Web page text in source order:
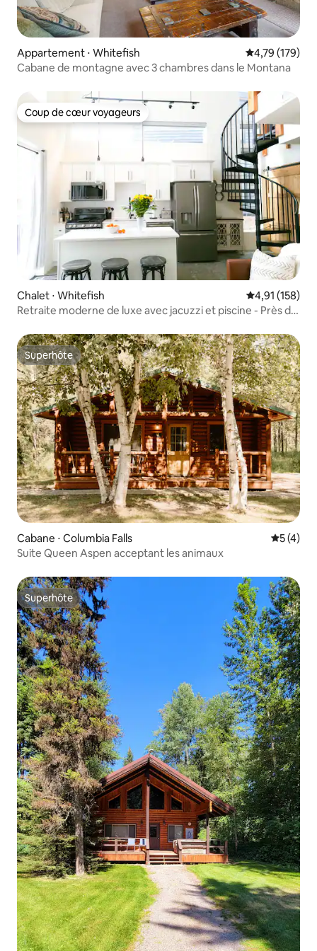
Appartement ⋅ Whitefish Évaluation
4,79 (179)
Cabane de montagne avec 3 chambres dans le Montana
Coup de cœur voyageurs
Coup de cœur voyageurs
Chalet ⋅ Whitefish Évaluation
4,91 (158)
Retraite moderne de luxe avec jacuzzi et piscine - Près de
Superhôte
Superhôte
Cabane ⋅ Columbia Falls
5 (4)
Suite Queen Aspen acceptant les animaux
Superhôte
Superhôte